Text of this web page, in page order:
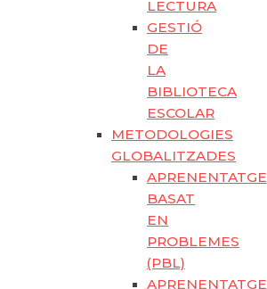
LECTURA
GESTIÓ
DE
LA
BIBLIOTECA
ESCOLAR
METODOLOGIES
GLOBALITZADES
APRENENTATGE
BASAT
EN
PROBLEMES
(PBL)
APRENENTATGE